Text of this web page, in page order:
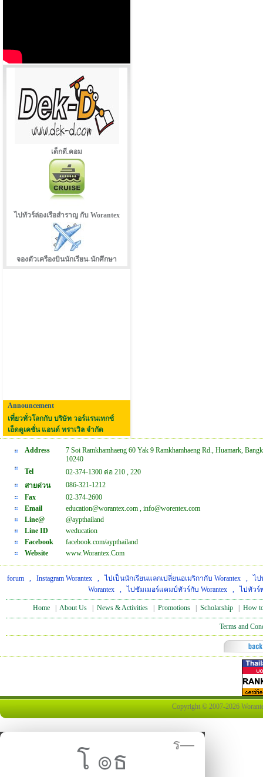
เด็กดี.คอม
ไปทัวร์ล่องเรือสำราญ กับ Worantex
จองตัวเครืองบินนักเรียน-นักศึกษา
Announcement
เที่ยวทั่วโลกกับ บริษัท วอร์แรนเทกซ์
เอ็ดดูเคชั่น แอนด์ ทราเวิล จำกัด
Address
7 Soi Ramkhamhaeng 60 Yak 9 Ramkhamhaeng Rd., Huamark,
10240
Tel
02-374-1300 ต่อ 210 , 220
สายด่วน
086-321-1212
Fax
02-374-2600
Email
education@worantex.com , info@worentex.com
Line@
@aypthailand
Line ID
weducation
Facebook
facebook.com/aypthailand
Website
www.Worantex.Com
forum , Instagram Worantex , ไปเป็นนักเรียนแลกเปลี่ยนอเมริกากับ Worantex , ไป
Worantex, ไปซัมเมอร์แคมป์ทัวร์กับ Worantex, ไปทัวร์
Home About Us News & Activities Promotions Scholarship How
Terms and
Copyright © 2007-2026
โ ๏ธ
ร—